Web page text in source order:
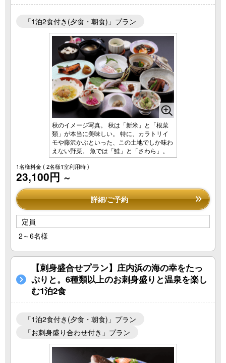
「1泊2食付き(夕食・朝食)」プラン
秋のイメージ写真。 秋は「新米」と「根菜
類」が本当に美味しい。 特に、カラトリイ
モや藤沢かぶといった、この土地でしか味わ
えない野菜。 魚では「鮭」と「さわら」。
1名様料金( 2名様1室利用時 )
23,100円 ～
詳細/ご予約
定員
2～6名様
【刺身盛合せプラン】庄内浜の海の幸をたっ
ぷりと。6種類以上のお刺身盛りと温泉を楽し
む1泊2食
「1泊2食付き(夕食・朝食)」プラン
「お刺身盛り合わせ付き」プラン